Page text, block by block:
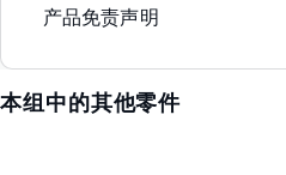
产品免责声明
本组中的其他零件